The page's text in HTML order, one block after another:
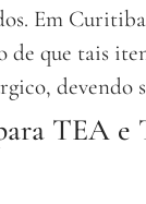
Em
que tais
devendo
TEA e